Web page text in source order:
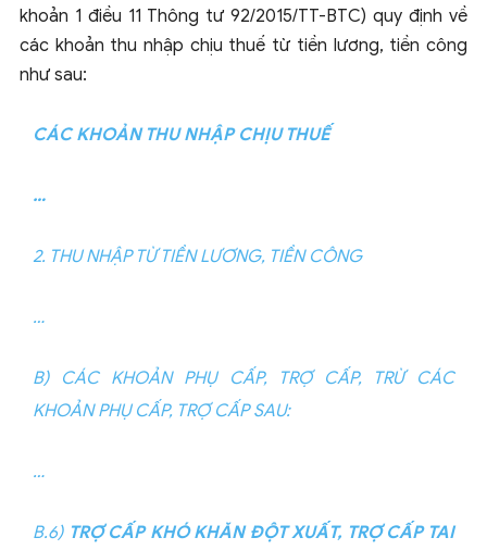
khoản 1 điều 11 Thông tư 92/2015/TT-BTC) quy định về
các khoản thu nhập chịu thuế từ tiền lương, tiền công
như sau:
CÁC KHOẢN THU NHẬP CHỊU THUẾ
…
2. THU NHẬP TỪ TIỀN LƯƠNG, TIỀN CÔNG
…
B) CÁC KHOẢN PHỤ CẤP, TRỢ CẤP, TRỪ CÁC
KHOẢN PHỤ CẤP, TRỢ CẤP SAU:
…
B.6) TRỢ CẤP KHÓ KHĂN ĐỘT XUẤT, TRỢ CẤP TAI